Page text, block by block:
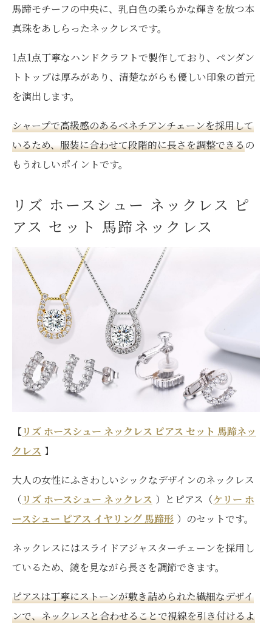
馬蹄モチーフの中央に、乳白色の柔らかな輝きを放つ本
真珠をあしらったネックレスです。
1点1点丁寧なハンドクラフトで製作しており、ペンダン
トトップは厚みがあり、清楚ながらも優しい印象の首元
を演出します。
シャープで高級感のあるベネチアンチェーンを採用して
いるため、服装に合わせて段階的に長さを調整できるの
もうれしいポイントです。
リズ ホースシュー ネックレス ピ
アス セット 馬蹄ネックレス
【リズ ホースシュー ネックレス ピアス セット 馬蹄ネッ
クレス 】
大人の女性にふさわしいシックなデザインのネックレス
（リズ ホースシュー ネックレス ）とピアス（ケリー ホ
ースシュー ピアス イヤリング 馬蹄形 ）のセットです。
ネックレスにはスライドアジャスターチェーンを採用し
ているため、鏡を見ながら長さを調節できます。
ピアスは丁寧にストーンが敷き詰められた繊細なデザイ
ンで、ネックレスと合わせることで視線を引き付けるよ